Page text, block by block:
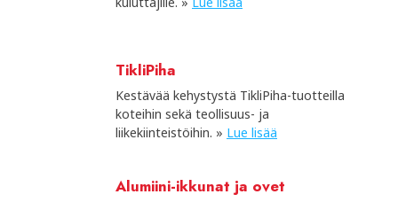
TikliPiha
Kestävää kehystystä TikliPiha-tuotteilla
koteihin sekä teollisuus- ja
liikekiinteistöihin. » Lue lisää
Alumiini-ikkunat ja ovet